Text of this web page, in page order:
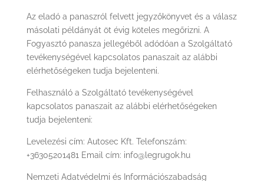
Az eladó a panaszról felvett jegyzőkönyvet és a válasz
másolati példányát öt évig köteles megőrizni. A
Fogyasztó panasza jellegéből adódóan a Szolgáltató
tevékenységével kapcsolatos panaszait az alábbi
elérhetőségeken tudja bejelenteni.
Felhasználó a Szolgáltató tevékenységével
kapcsolatos panaszait az alábbi elérhetőségeken
tudja bejelenteni:
Levelezési cím: Autosec Kft. Telefonszám:
+36305201481 Email cím: info@legrugok.hu
Nemzeti Adatvédelmi és Információszabadság